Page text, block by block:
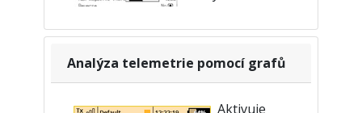
balancování dráhy
velké modely,
Analýza telemetrie pomocí grafů
Aktivuje